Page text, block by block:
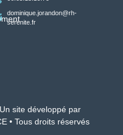
dominique.jorandon@rh-
serenite.fr
site développé par
• Tous droits réservés